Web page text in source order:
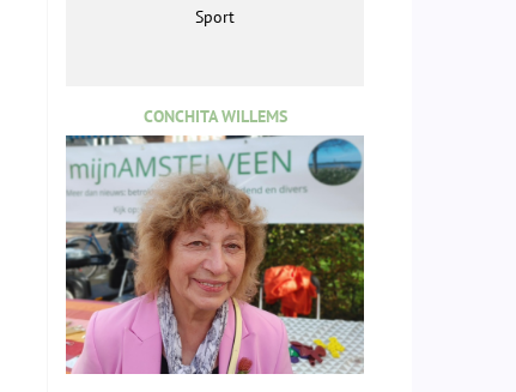
Sport
CONCHITA WILLEMS